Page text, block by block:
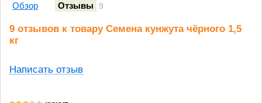
Обзор Отзывы 9
9 отзывов к товару Семена кунжута чёрного 1,5
кг
Написать отзыв